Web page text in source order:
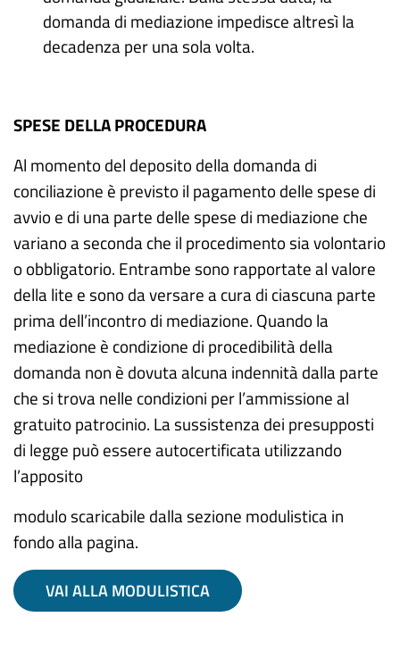
domanda di mediazione impedisce altresì la
decadenza per una sola volta.
SPESE DELLA PROCEDURA
Al momento del deposito della domanda di
conciliazione è previsto il pagamento delle spese di
avvio e di una parte delle spese di mediazione che
variano a seconda che il procedimento sia volontario
o obbligatorio. Entrambe sono rapportate al valore
della lite e sono da versare a cura di ciascuna parte
prima dell’incontro di mediazione. Quando la
mediazione è condizione di procedibilità della
domanda non è dovuta alcuna indennità dalla parte
che si trova nelle condizioni per l’ammissione al
gratuito patrocinio. La sussistenza dei presupposti
di legge può essere autocertificata utilizzando
l’apposito
modulo scaricabile dalla sezione modulistica in
fondo alla pagina.
VAI ALLA MODULISTICA